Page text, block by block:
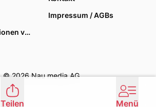
Impressum / AGBs
Datenschutzoptionen verwalten
© 2026 Nau media AG
Teilen Menü